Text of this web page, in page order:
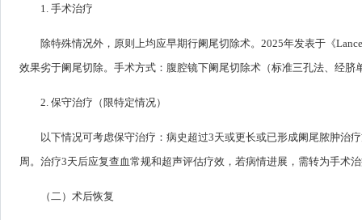
1. 手术治疗
除特殊情况外，原则上均应早期行阑尾切除术。2025年发表于《
效果劣于阑尾切除。手术方式：腹腔镜下阑尾切除术（标准三孔法、经脐
2. 保守治疗（限特定情况）
以下情况可考虑保守治疗：病史超过3天或更长或已形成阑尾脓肿治
周。治疗3天后应复查血常规和超声评估疗效，若病情进展，需转为手术
（二）术后恢复